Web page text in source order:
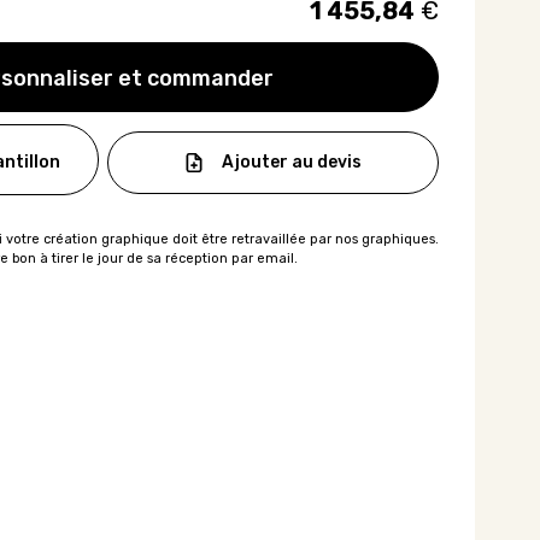
et commander
1 455,84 €
Ajouter au devis